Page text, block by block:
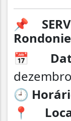
📌
📅
dezembro
🕘
📍